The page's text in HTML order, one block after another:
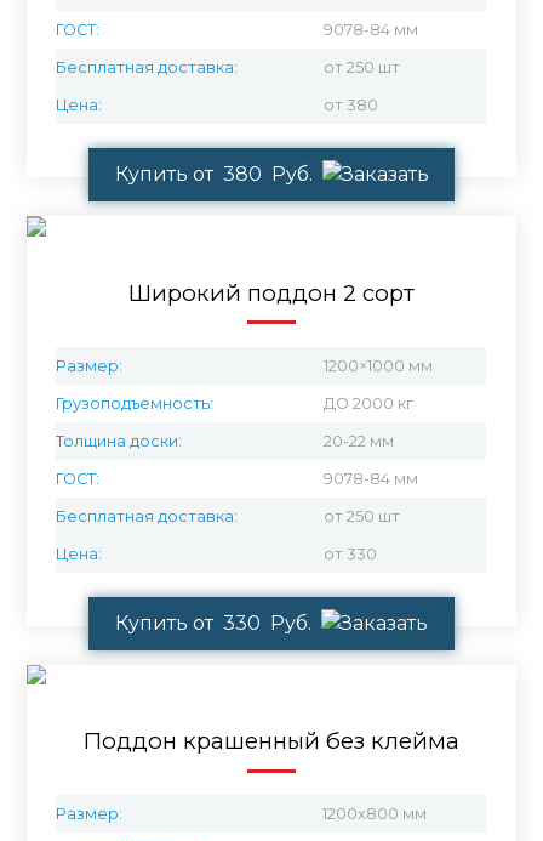
ГОСТ: 9078-84 мм
Бесплатная доставка: от 250 шт
Цена: от 380
Купить от 380 Руб.
Широкий поддон 2 сорт
Размер: 1200×1000 мм
Грузоподъемность: ДО 2000 кг
Толщина доски: 20-22 мм
ГОСТ: 9078-84 мм
Бесплатная доставка: от 250 шт
Цена: от 330
Купить от 330 Руб.
Поддон крашенный без клейма
Размер: 1200х800 мм